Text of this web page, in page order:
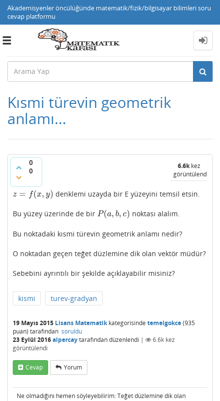
Akademisyenler öncülüğünde matematik/fizik/bilgisayar bilimleri soru
cevap platformu
Toggle
Kısmi türevin geometrik
anlamı...
0
0
6.6kkez
görüntülendi
z = f(x, y)
z=f(x y) denklemi uzayda bir E yüzeyini temsil etsin.
Bu yüzey üzerinde de bir P(a, b, c)
P(a,b, c) noktası alalım.
Bu noktadaki kısmi türevin geometrik anlamı nedir?
O noktadan geçen teğet düzlemine dik olan vektör müdür?
Sebebini ayrıntılı bir şekilde açıklayabilir misiniz?
kismi turev-gradyan
19 Mayıs 2015 Lisans Matematikkategorisinde temelgokce(935
puan) tarafından soruldu
23 Eylül 2016alpercaytarafındandüzenlendi | 6.6k kez
görüntülendi
Cevap Yorum
Ne olmadığını hemen söyleyebilirim: Teğet düzlemine dik olan